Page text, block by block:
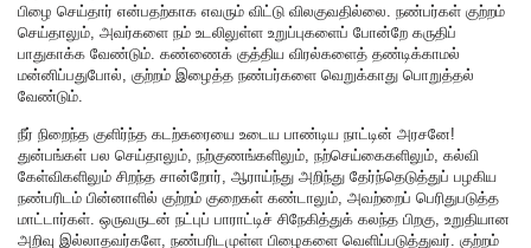
பிழை செய்தார் என்பதற்காக எவரும் விட்டு விலகுவதில்லை. நண்பர்கள் குற்றம்
செய்தாலும், அவர்களை நம் உடலிலுள்ள உறுப்புகளைப் போன்றே கருதிப்
பாதுகாக்க வேண்டும். கண்ணைக் குத்திய விரல்களைத் தண்டிக்காமல்
மன்னிப்பதுபோல், குற்றம் இழைத்த நண்பர்களை வெறுக்காது பொறுத்தல்
வேண்டும்.
நீர் நிறைந்த குளிர்ந்த கடற்கரையை உடைய பாண்டிய நாட்டின் அரசனே!
துன்பங்கள் பல செய்தாலும், நற்குணங்களிலும், நற்செய்கைகளிலும், கல்வி
கேள்விகளிலும் சிறந்த சான்றோர், ஆராய்ந்து அறிந்து தேர்ந்தெடுத்துப் பழகிய
நண்பரிடம் பின்னாளில் குற்றம் குறைகள் கண்டாலும், அவற்றைப் பெரிதுபடுத்த
மாட்டார்கள். ஒருவருடன் நட்புப் பாராட்டிச் சிநேகித்துக் கலந்த பிறகு, உறுதியான
அறிவு இல்லாதவர்களே, நண்பரிடமுள்ள பிழைகளை வெளிப்படுத்துவர். குற்றம்